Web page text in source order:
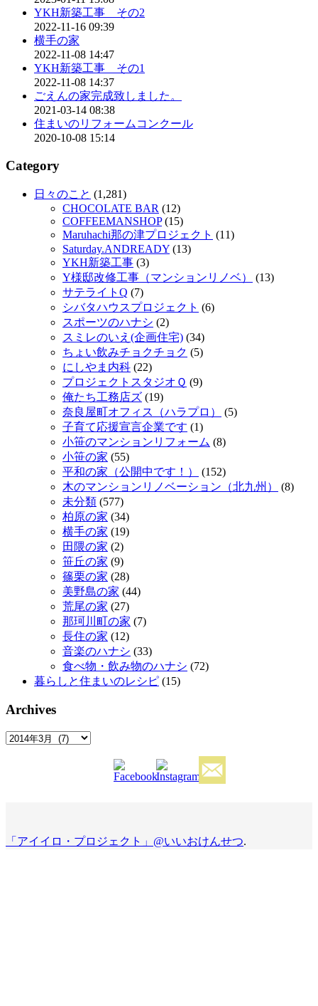
YKH新築工事 その2
2022-11-16 09:39
横手の家
2022-11-08 14:47
YKH新築工事 その1
2022-11-08 14:37
ごえんの家完成致しました。
2021-03-14 08:38
住まいのリフォームコンクール
2020-10-08 15:14
Category
日々のこと (1,281)
CHOCOLATE BAR (12)
COFFEEMANSHOP(15)
Maruhachi那の津プロジェクト (11)
Saturday.ANDREADY (13)
YKH新築工事 (3)
Y様邸改修工事（マンションリノベ）
(13)
サテライトQ (7)
シバタハウスプロジェクト (6)
スポーツのハナシ (2)
スミレのいえ(企画住宅) (34)
ちょい飲みチョクチョク (5)
にしやま内科 (22)
プロジェクトスタジオＱ (9)
俺たち工務店ズ (19)
奈良屋町オフィス（ハラプロ）
(5)
子育て応援宣言企業です (1)
小笹のマンションリフォーム (8)
小笹の家 (55)
平和の家（公開中です！）
(152)
木のマンションリノベーション（北九州）
(8)
未分類 (577)
柏原の家 (34)
横手の家 (19)
田隈の家 (2)
笹丘の家 (9)
篠栗の家 (28)
美野島の家 (44)
荒尾の家 (27)
那珂川町の家 (7)
長住の家 (12)
音楽のハナシ (33)
食べ物・飲み物のハナシ (72)
暮らしと住まいのレシピ (15)
Archives
Archives
「アイイロ・プロジェクト」@いいおけんせつ.